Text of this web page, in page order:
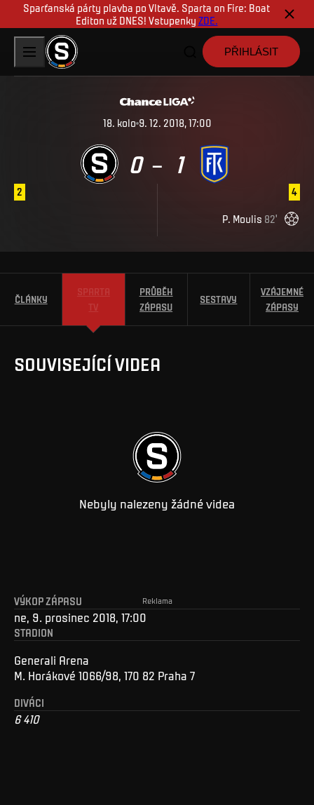
Sparťanská párty plavba po Vltavě. Sparta on Fire: Boat
Editon už DNES! Vstupenky ZDE.
PŘIHLÁSIT
18. kolo 9. 12. 2018, 17:00
0 – 1
2 4
P Moulis 82'
ČLÁNKY
SPARTA
TV
PRŮBĚH
ZÁPASU
SESTAVY
VZÁJEMNÉ
ZÁPASY
SOUVISEJÍCÍ VIDEA
Nebyly nalezeny žádné videa
Reklama
VÝKOP ZÁPASU
ne, 9. prosinec 2018, 17:00
STADION
Generali Arena
M. Horákové 1066/98, 170 82 Praha 7
DIVÁCI
6 410